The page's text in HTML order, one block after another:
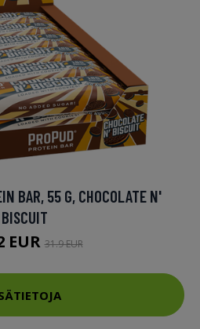
BAR, 55 G, CHOCOLATE N'
BISCUIT
EUR31.9 EUR